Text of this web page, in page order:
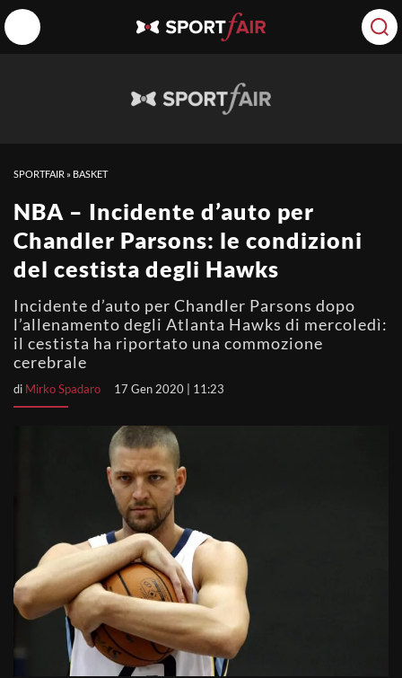
SPORTFAIR » BASKET
NBA – Incidente d’auto per
Chandler Parsons: le condizioni
del cestista degli Hawks
Incidente d’auto per Chandler Parsons dopo
l’allenamento degli Atlanta Hawks di mercoledì:
il cestista ha riportato una commozione
cerebrale
di Mirko Spadaro 17 Gen 2020 | 11:23